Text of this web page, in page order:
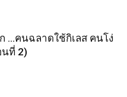
…คนฉลาดใช้กิเลส คนโง่
นที่ 2)